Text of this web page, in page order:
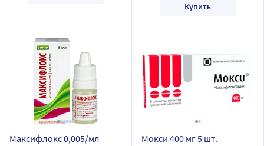
Купить
Максифлокс 0,005/мл
Мокси 400 мг 5 шт.